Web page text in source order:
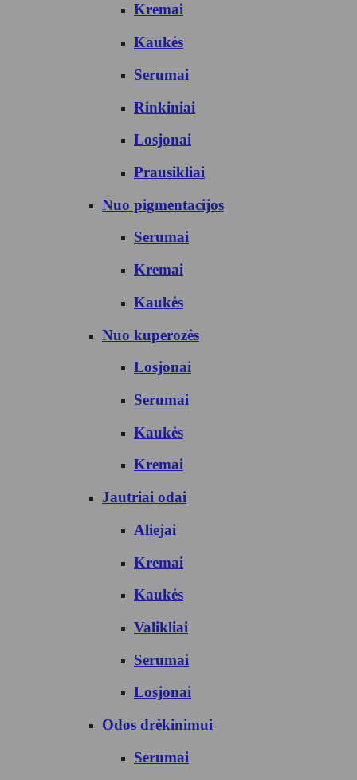
Kremai
Kaukės
Serumai
Rinkiniai
Losjonai
Prausikliai
Nuo pigmentacijos
Serumai
Kremai
Kaukės
Nuo kuperozės
Losjonai
Serumai
Kaukės
Kremai
Jautriai odai
Aliejai
Kremai
Kaukės
Valikliai
Serumai
Losjonai
Odos drėkinimui
Serumai